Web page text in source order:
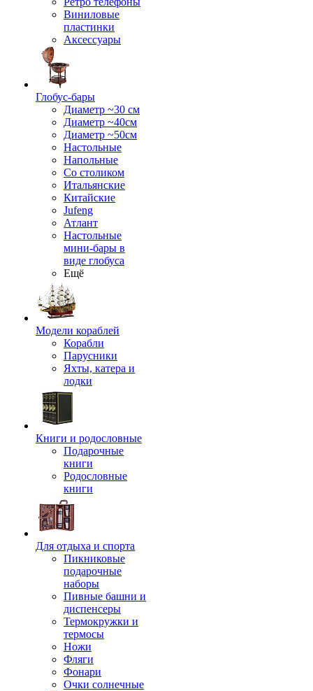
Виниловые
пластинки
Аксессуары
Глобус-бары
Диаметр ~30 см
Диаметр ~40см
Диаметр ~50см
Настольные
Напольные
Со столиком
Итальянские
Китайские
Jufeng
Атлант
Настольные
мини-бары в
виде глобуса
Ещё
Модели кораблей
Корабли
Парусники
Яхты, катера и
лодки
Книги и родословные
Подарочные
книги
Родословные
книги
Для отдыха и спорта
Пикниковые
подарочные
наборы
Пивные башни и
диспенсеры
Термокружки и
термосы
Ножи
Фляги
Фонари
Очки солнечные